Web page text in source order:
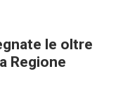
le oltre
Regione